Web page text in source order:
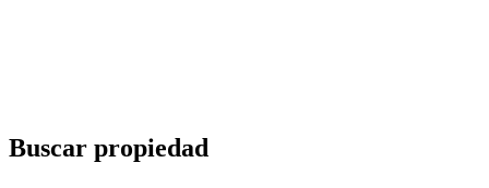
Buscar propiedad